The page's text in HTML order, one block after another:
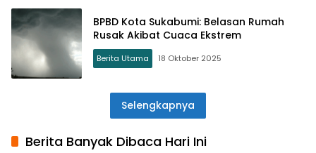
BPBD Kota Sukabumi: Belasan Rumah
Rusak Akibat Cuaca Ekstrem
Berita Utama 18 Oktober 2025
Selengkapnya
Berita Banyak Dibaca Hari Ini